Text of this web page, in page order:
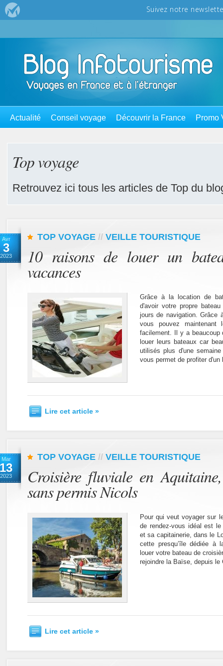
Actualité Conseil voyage Découvrir la France Promo
Top voyage
Retrouvez ici tous les articles de Top du
Avr
3
2023
TOP VOYAGE // VEILLE TOURISTIQUE
10 raisons de louer un
vacances
Grâce à la location de
d'avoir votre propre
jours de navigation. Grâce
vous pouvez
facilement. Il y a beaucoup
louer leurs bateaux car
utilisés plus d'une
vous permet de profiter
Lire cet article »
Mar
13
2023
TOP VOYAGE // VEILLE TOURISTIQUE
Croisière fluviale en
sans permis Nicols
Pour qui veut voyager sur
de rendez-vous idéal est
et sa capitainerie, dans le
cette presqu’île dédiée à
louer votre bateau de
rejoindre la Baïse, depuis le
Lire cet article »